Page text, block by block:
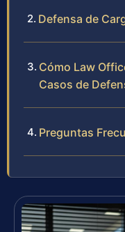
Defensa de
Cómo Law
Casos de
Preguntas